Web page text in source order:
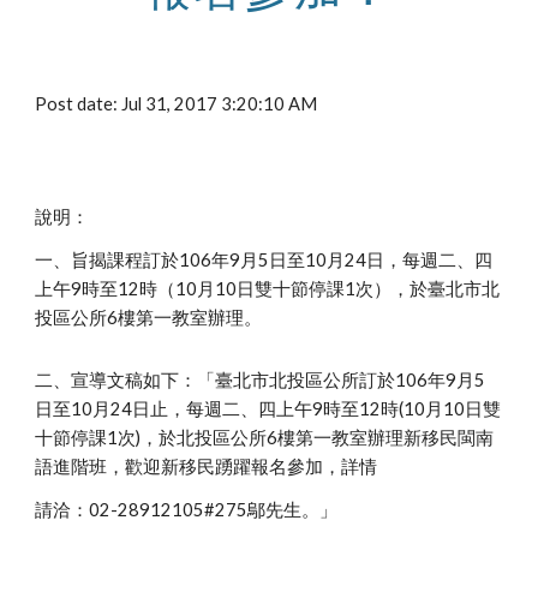
Post date: Jul 31, 2017 3:20:10 AM
說明：
一、旨揭課程訂於106年9月5日至10月24日，每週二、四
上午9時至12時（10月10日雙十節停課1次），於臺北市北
投區公所6樓第一教室辦理。
二、宣導文稿如下：「臺北市北投區公所訂於106年9月5
日至10月24日止，每週二、四上午9時至12時(10月10日雙
十節停課1次)，於北投區公所6樓第一教室辦理新移民閩南
語進階班，歡迎新移民踴躍報名參加，詳情
請洽：02-28912105#275鄔先生。」